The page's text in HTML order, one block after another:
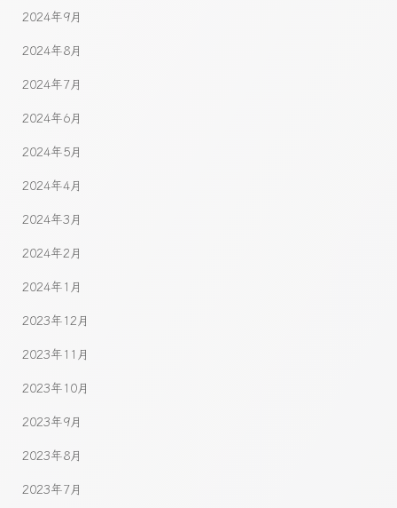
2024年9月
2024年8月
2024年7月
2024年6月
2024年5月
2024年4月
2024年3月
2024年2月
2024年1月
2023年12月
2023年11月
2023年10月
2023年9月
2023年8月
2023年7月